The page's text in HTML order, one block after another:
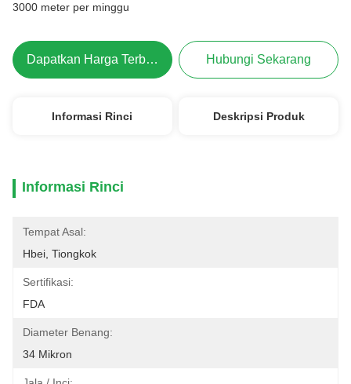
3000 meter per minggu
Dapatkan Harga Terbaik Hubungi Sekarang
Informasi Rinci Deskripsi Produk
Informasi Rinci
Tempat Asal:
Hbei, Tiongkok
Sertifikasi:
FDA
Diameter Benang:
34 Mikron